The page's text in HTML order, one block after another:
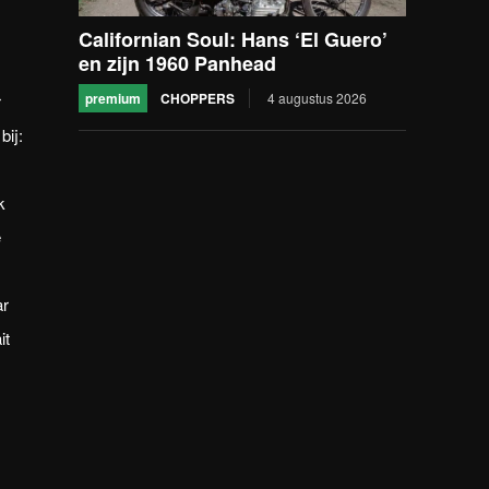
Californian Soul: Hans ‘El Guero’
en zijn 1960 Panhead
premium CHOPPERS 4 augustus 2026